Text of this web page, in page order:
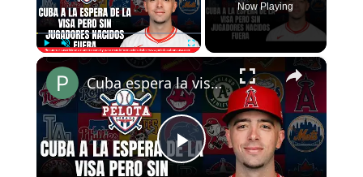
Play Fullscreen
Now Playing
×
P
Cuba espera la visa, pero deja fuera a los nacidos fuera del país rumbo al Clásico